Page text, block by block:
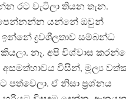
රට වැටිලා තියන තැන.
යන්නේ ඔවුන්
ද්‍රවශීලතාව සම්බන්ධ
නෑ. අපි විශ්වාස
විසින්, මූල්‍ය
පත්වෙලා. ඒ නිසා ප්‍රශ්නය